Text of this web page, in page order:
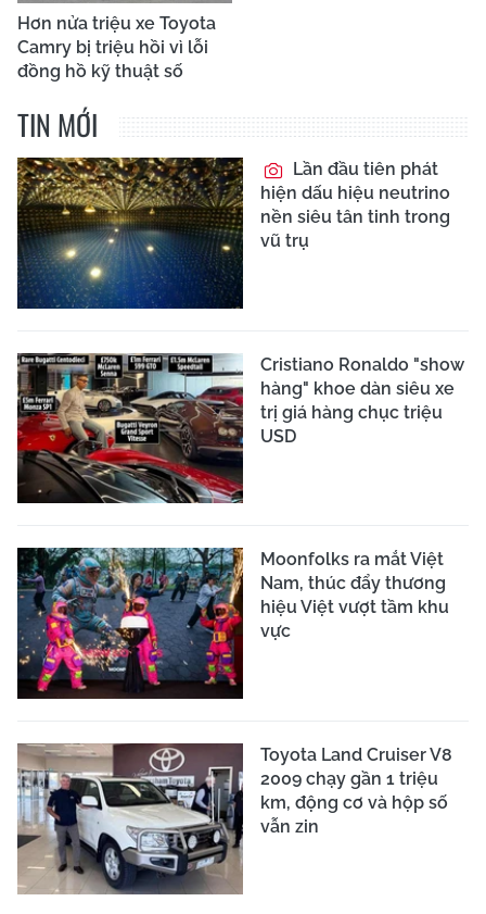
Hơn nửa triệu xe Toyota
Camry bị triệu hồi vì lỗi
đồng hồ kỹ thuật số
TIN MỚI
Lần đầu tiên phát
hiện dấu hiệu neutrino
nền siêu tân tinh trong
vũ trụ
Cristiano Ronaldo "show
hàng" khoe dàn siêu xe
trị giá hàng chục triệu
USD
Moonfolks ra mắt Việt
Nam, thúc đẩy thương
hiệu Việt vượt tầm khu
vực
Toyota Land Cruiser V8
2009 chạy gần 1 triệu
km, động cơ và hộp số
vẫn zin